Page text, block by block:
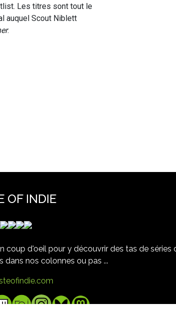
Les titres sont tout le
auquel Scout Niblett
.
OF INDIE
d'oeil pour y découvrir des tas de séries
dans nos colonnes ou pas ...